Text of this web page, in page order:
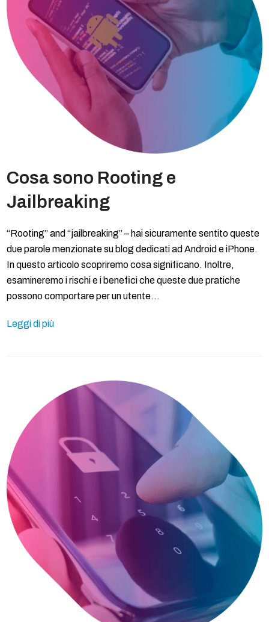
Cosa sono Rooting e
Jailbreaking
“Rooting” and “jailbreaking” – hai sicuramente sentito queste
due parole menzionate su blog dedicati ad Android e iPhone.
In questo articolo scopriremo cosa significano. Inoltre,
esamineremo i rischi e i benefici che queste due pratiche
possono comportare per un utente…
Leggi di più